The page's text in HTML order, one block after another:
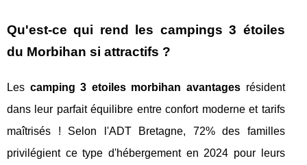
Qu'est-ce qui rend les campings 3 étoiles
du Morbihan si attractifs ?
Les camping 3 etoiles morbihan avantages résident
dans leur parfait équilibre entre confort moderne et tarifs
maîtrisés ! Selon l'ADT Bretagne, 72% des familles
privilégient ce type d'hébergement en 2024 pour leurs